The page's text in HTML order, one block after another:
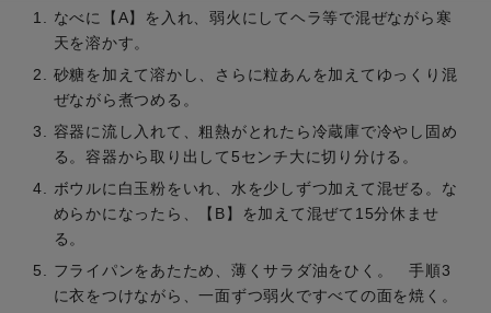
なべに【A】を入れ、弱火にしてヘラ等で混ぜながら寒
天を溶かす。
砂糖を加えて溶かし、さらに粒あんを加えてゆっくり混
ぜながら煮つめる。
容器に流し入れて、粗熱がとれたら冷蔵庫で冷やし固め
る。容器から取り出して5センチ大に切り分ける。
ボウルに白玉粉をいれ、水を少しずつ加えて混ぜる。な
めらかになったら、【B】を加えて混ぜて15分休ませ
る。
フライパンをあたため、薄くサラダ油をひく。 手順3
に衣をつけながら、一面ずつ弱火ですべての面を焼く。